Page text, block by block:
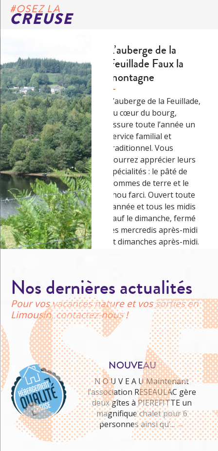
#OSEZ LA
CREUSE
L’auberge de la
Feuillade Faux la
montagne
L’auberge de la Feuillade,
au cœur du bourg,
assure toute l’année un
service familial et
traditionnel. Vous
pourrez apprécier leurs
spécialités : le pâté de
pommes de terre et le
chou farci. Ouvert toute
l’année et tous les midis
sauf le dimanche, fermé
les mercredis après-midi
et dimanches après-midi.
Nos dernières actualités
Pour vos vacances nature et vos sorties en
Limousin, contactez-nous !
NOUVEAU
N O U V E A U Maintenant
l’association RESEAULAC gère
deux gîtes à PIEREFITTE un
magnifique chalet pour 6
personnes ainsi qu’...→
Me cultiver